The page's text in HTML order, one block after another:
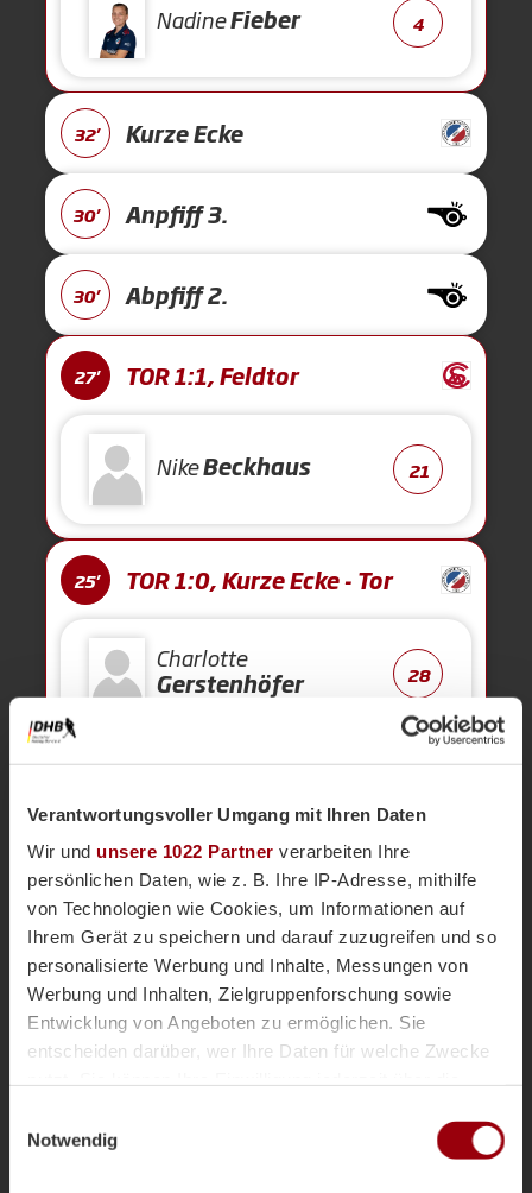
Verantwortungsvoller Umgang mit Ihren Daten
Wir und unsere 1022 Partner verarbeiten Ihre
persönlichen Daten, wie z. B. Ihre IP-Adresse, mithilfe
von Technologien wie Cookies, um Informationen auf
Ihrem Gerät zu speichern und darauf zuzugreifen und so
personalisierte Werbung und Inhalte, Messungen von
Werbung und Inhalten, Zielgruppenforschung sowie
Entwicklung von Angeboten zu ermöglichen. Sie
entscheiden darüber, wer Ihre Daten für welche Zwecke
Trigger Symbol ändern oder widerrufen
Notwendig
NadineFieber 4
32' Kurze Ecke
30' Anpfiff 3.
30' Abpfiff 2.
27' TOR 1:1, Feldtor
NikeBeckhaus 21
25' TOR 1:0, Kurze Ecke - Tor
Charlotte
Gerstenhöfer
28
18' Kurze Ecke - Vergeben
17' Kurze Ecke
15' Anpfiff 2.